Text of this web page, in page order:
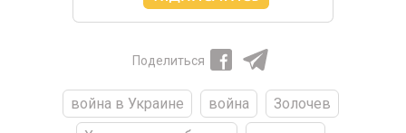
Поделиться
война в Украине война
Золочев